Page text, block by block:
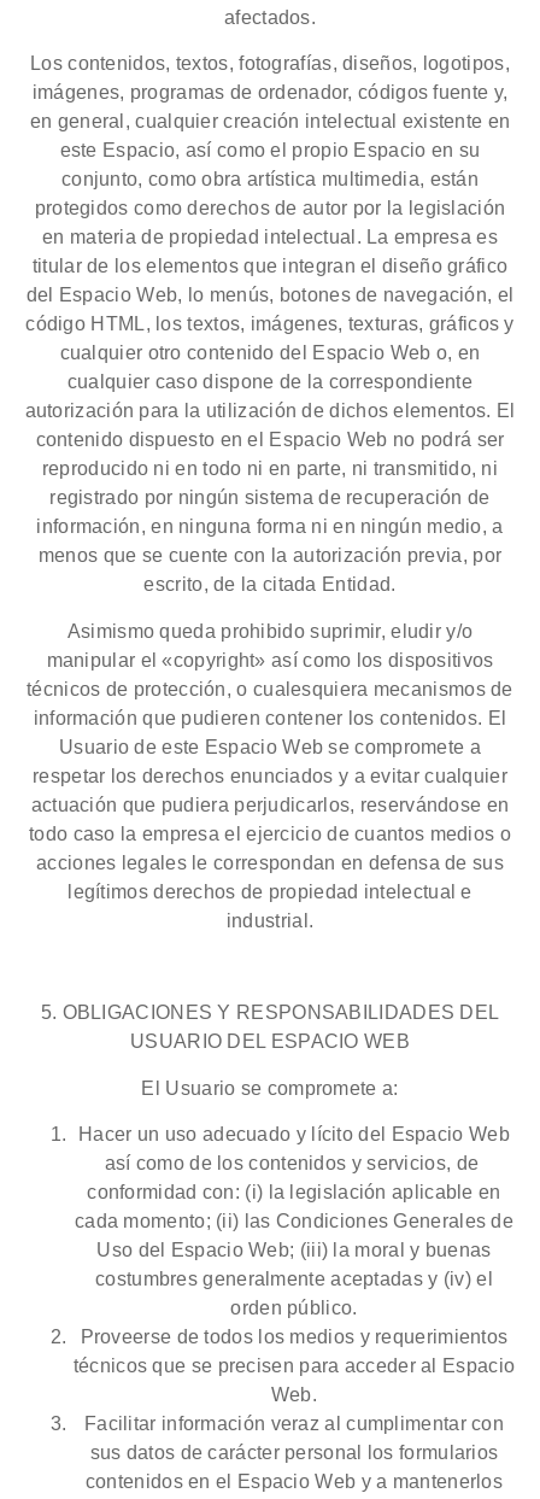
afectados.
Los contenidos, textos, fotografías, diseños, logotipos,
imágenes, programas de ordenador, códigos fuente y,
en general, cualquier creación intelectual existente en
este Espacio, así como el propio Espacio en su
conjunto, como obra artística multimedia, están
protegidos como derechos de autor por la legislación
en materia de propiedad intelectual. La empresa es
titular de los elementos que integran el diseño gráfico
del Espacio Web, lo menús, botones de navegación, el
código HTML, los textos, imágenes, texturas, gráficos y
cualquier otro contenido del Espacio Web o, en
cualquier caso dispone de la correspondiente
autorización para la utilización de dichos elementos. El
contenido dispuesto en el Espacio Web no podrá ser
reproducido ni en todo ni en parte, ni transmitido, ni
registrado por ningún sistema de recuperación de
información, en ninguna forma ni en ningún medio, a
menos que se cuente con la autorización previa, por
escrito, de la citada Entidad.
Asimismo queda prohibido suprimir, eludir y/o
manipular el «copyright» así como los dispositivos
técnicos de protección, o cualesquiera mecanismos de
información que pudieren contener los contenidos. El
Usuario de este Espacio Web se compromete a
respetar los derechos enunciados y a evitar cualquier
actuación que pudiera perjudicarlos, reservándose en
todo caso la empresa el ejercicio de cuantos medios o
acciones legales le correspondan en defensa de sus
legítimos derechos de propiedad intelectual e
industrial.
5. OBLIGACIONES Y RESPONSABILIDADES DEL
USUARIO DEL ESPACIO WEB
El Usuario se compromete a:
Hacer un uso adecuado y lícito del Espacio Web
así como de los contenidos y servicios, de
conformidad con: (i) la legislación aplicable en
cada momento; (ii) las Condiciones Generales de
Uso del Espacio Web; (iii) la moral y buenas
costumbres generalmente aceptadas y (iv) el
orden público.
Proveerse de todos los medios y requerimientos
técnicos que se precisen para acceder al Espacio
Web.
Facilitar información veraz al cumplimentar con
sus datos de carácter personal los formularios
contenidos en el Espacio Web y a mantenerlos